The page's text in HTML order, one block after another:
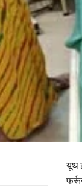
यूथ